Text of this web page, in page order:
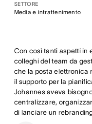
SETTORE
Media e intrattenimento
Con così tanti aspetti in
colleghi del team da
che la posta elettronica
il supporto per la
Johannes aveva
centralizzare,
di lanciare un